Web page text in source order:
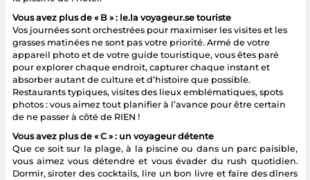
Vous avez plus de « B » : le.la voyageur.se touriste
Vos journées sont orchestrées pour maximiser les visites et les
grasses matinées ne sont pas votre priorité. Armé de votre
appareil photo et de votre guide touristique, vous êtes paré
pour explorer chaque endroit, capturer chaque instant et
absorber autant de culture et d’histoire que possible.
Restaurants typiques, visites des lieux emblématiques, spots
photos : vous aimez tout planifier à l’avance pour être certain
de ne passer à côté de RIEN !
Vous avez plus de « C » : un voyageur détente
Que ce soit sur la plage, à la piscine ou dans un parc paisible,
vous aimez vous détendre et vous évader du rush quotidien.
Dormir, siroter des cocktails, lire un bon livre et faire des dîners